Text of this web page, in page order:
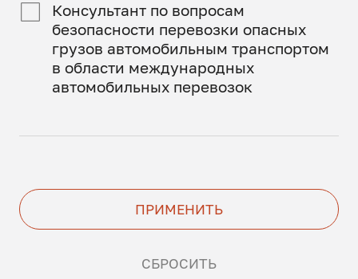
Консультант по вопросам
безопасности перевозки опасных
грузов автомобильным транспортом
в области международных
автомобильных перевозок
ПРИМЕНИТЬ
СБРОСИТЬ